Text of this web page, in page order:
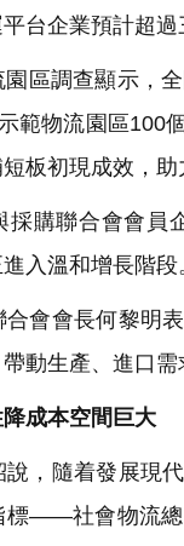
台企業預計超過
區調查顯示，
範物流園區100
板初現成效，
購聯合會會員
入溫和增長階段
會會長何黎明
動生產、進口
成本空間巨大
，隨着發展現
標——社會物流總